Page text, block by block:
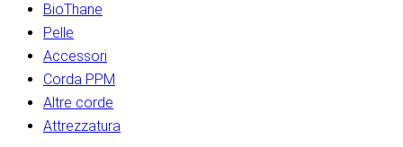
BioThane
Pelle
Accessori
Corda PPM
Altre corde
Attrezzatura